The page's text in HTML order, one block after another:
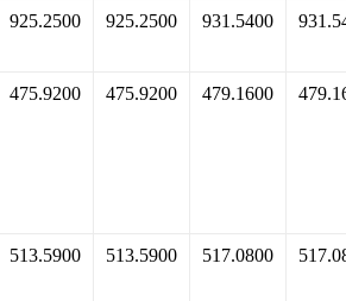
925.2500 925.2500 931.5400
475.9200 475.9200 479.1600
513.5900 513.5900 517.0800